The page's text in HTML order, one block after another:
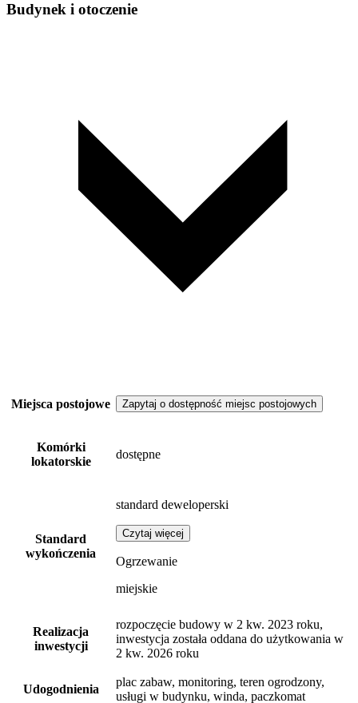
Budynek i otoczenie
Miejsca postojowe Zapytaj o dostępność miejsc postojowych
Komórki
lokatorskie
dostępne
Standard
wykończenia
standard deweloperski
Czytaj więcej
Ogrzewanie
miejskie
Realizacja
inwestycji
rozpoczęcie budowy w 2 kw. 2023 roku,
inwestycja została oddana do użytkowania w
2 kw. 2026 roku
Udogodnienia
plac zabaw, monitoring, teren ogrodzony,
usługi w budynku, winda, paczkomat